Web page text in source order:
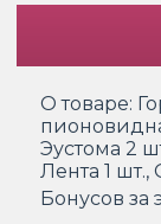
О товаре:
Эустома 2
Лента 1
Бонусов за